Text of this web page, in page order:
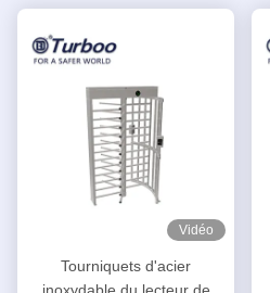
Vidéo
Tourniquets d'acier